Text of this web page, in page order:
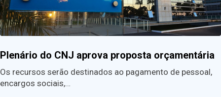
Plenário do CNJ aprova proposta orçamentária
Os recursos serão destinados ao pagamento de pessoal,
encargos sociais,…